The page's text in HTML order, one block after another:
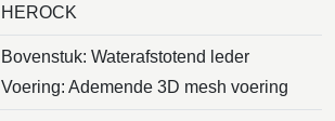
HEROCK
Bovenstuk: Waterafstotend leder
Voering: Ademende 3D mesh voering